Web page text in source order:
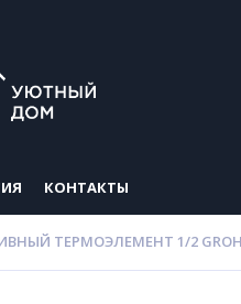
КОНТАКТЫ
ТЕРМОЭЛЕМЕНТ 1/2